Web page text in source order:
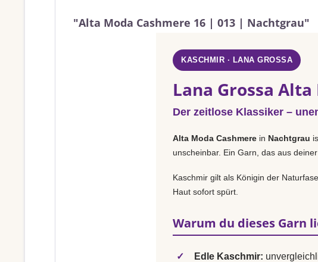
"Alta Moda Cashmere 16 | 013 | Nachtgrau"
KASCHMIR · LANA GROSSA
Lana Grossa
Der zeitlose Klassiker –
Alta Moda Cashmere in Nachtgrau
unscheinbar. Ein Garn, das aus
Kaschmir gilt als Königin der
Haut sofort spürt.
Warum du dieses Garn
✓ Edle Kaschmir: